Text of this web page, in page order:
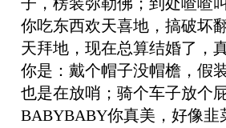
你吃东西欢天喜地，搞破坏
天拜地，现在总算结婚了，
你是：戴个帽子没帽檐，假
也是在放哨；骑个车子放个
BABYBABY你真美，好像